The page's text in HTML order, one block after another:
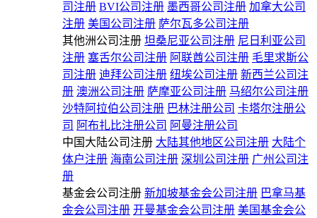
司注册 BVI公司注册 墨西哥公司注册 加拿大公司
注册 美国公司注册 萨尔瓦多公司注册
其他洲公司注册 坦桑尼亚公司注册 尼日利亚公司
注册 塞舌尔公司注册 阿联酋公司注册 毛里求斯公
司注册 迪拜公司注册 纽埃公司注册 新西兰公司注
册 澳洲公司注册 萨摩亚公司注册 马绍尔公司注册
沙特阿拉伯公司注册 巴林注册公司 卡塔尔注册公
司 阿布扎比注册公司 阿曼注册公司
中国大陆公司注册 大陆其他地区公司注册 大陆个
体户注册 海南公司注册 深圳公司注册 广州公司注
册
基金会公司注册 新加坡基金会公司注册 巴拿马基
金会公司注册 开曼基金会公司注册 美国基金会公